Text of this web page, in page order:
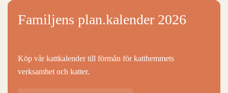
Familjens plan.kalender 2026
Köp vår kattkalender till förmån för katthemmets
verksamhet och katter.